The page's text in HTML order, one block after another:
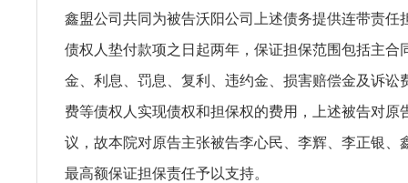
鑫盟公司共同为被告沃阳公司上述债务提供连带责任
债权人垫付款项之日起两年，保证担保范围包括主合
金、利息、罚息、复利、违约金、损害赔偿金及诉讼
费等债权人实现债权和担保权的费用，上述被告对原
议，故本院对原告主张被告李心民、李辉、李正银、
最高额保证担保责任予以支持。